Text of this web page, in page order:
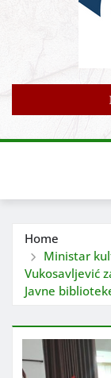
Home
Ministar
Vukosavljević
Javne